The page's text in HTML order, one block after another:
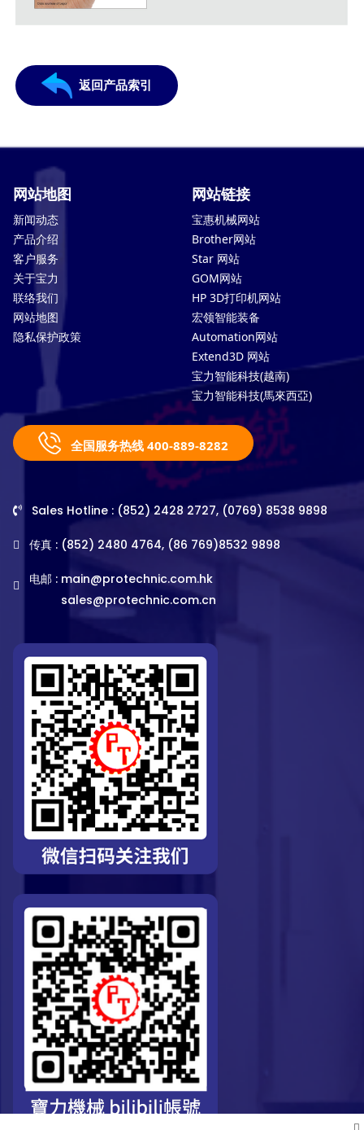
返回产品索引
网站地图
新闻动态
产品介绍
客户服务
关于宝力
联络我们
网站地图
隐私保护政策
网站链接
宝惠机械网站
Brother网站
Star 网站
GOM网站
HP 3D打印机网站
宏领智能装备
Automation网站
Extend3D 网站
宝力智能科技(越南)
宝力智能科技(馬來西亞)
全国服务热线 400-889-8282
Sales Hotline : (852) 2428 2727, (0769) 8538 9898
传真 : (852) 2480 4764, (86 769)8532 9898
电邮 : main@protechnic.com.hk
sales@protechnic.com.cn